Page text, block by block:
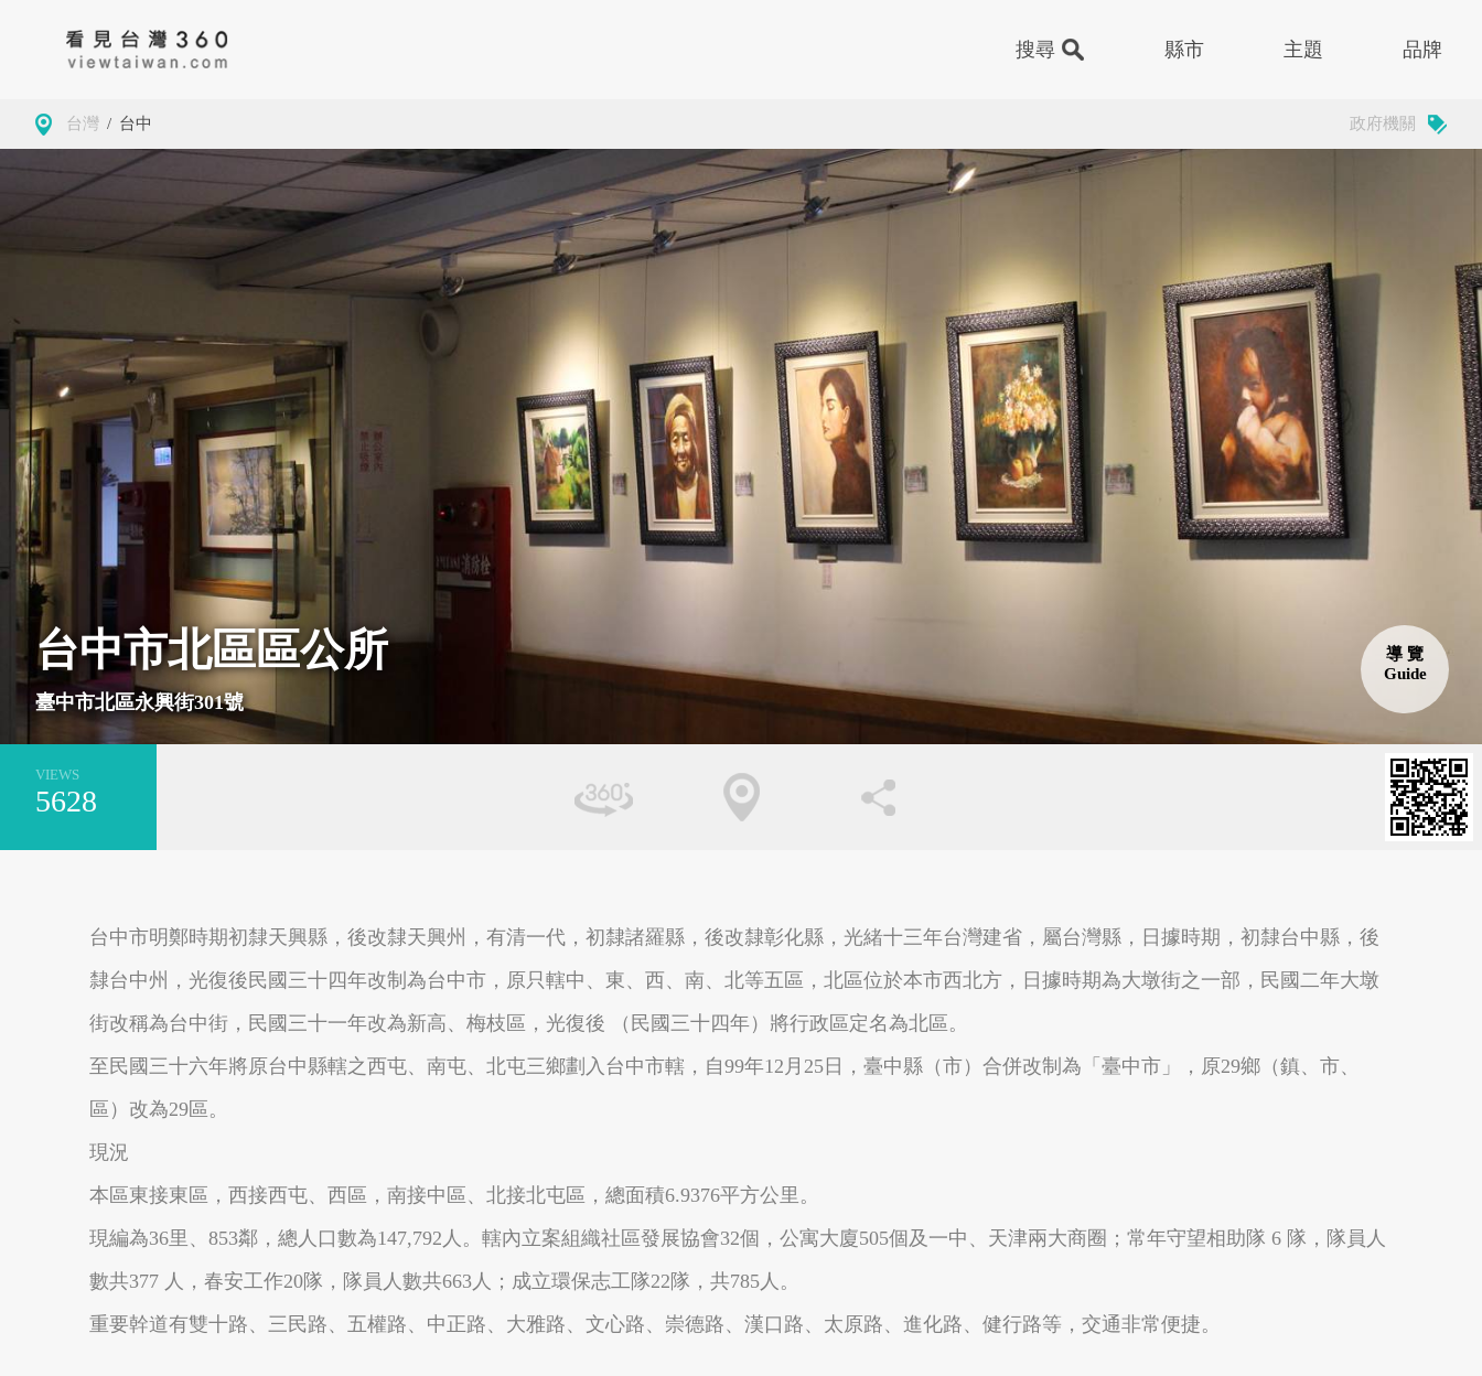
縣市
高雄
台北
新北
基隆
新竹
苗栗
台中
彰化
南投
嘉義
台南
高雄
屏東
花蓮
台東
澎湖
金門
馬祖
蘭嶼
主題
房地產
墓園
觀光
藥局
小確幸
玩樂
古蹟
茶
地方特色
展覽館
紀念館
博物館
教堂
住宿
碼頭
藝文
車站
自然風景
親子
遊樂園
老街
特色建築
運動
甜品
醫美/健診
其他
品牌
客家委員會客家文
化發展中心
星級旅館
外貿協會 360環景專
區
運動中心 基隆市中正區
基隆市安樂區
政府機關
台灣 / 台中
導 覽
Guide
台中市北區區公所
臺中市北區永興街301號
VIEWS
5628
台中市明鄭時期初隸天興縣，後改隸天興州，有清一代，初隸諸羅縣，後改隸彰化縣，光緒十三年台灣建省，屬台灣縣，日據時期，初隸台中縣，後
隸台中州，光復後民國三十四年改制為台中市，原只轄中、東、西、南、北等五區，北區位於本市西北方，日據時期為大墩街之一部，民國二年大墩
街改稱為台中街，民國三十一年改為新高、梅枝區，光復後 （民國三十四年）將行政區定名為北區。
至民國三十六年將原台中縣轄之西屯、南屯、北屯三鄉劃入台中市轄，自99年12月25日，臺中縣（市）合併改制為「臺中市」，原29鄉（鎮、市、
區）改為29區。
現況
本區東接東區，西接西屯、西區，南接中區、北接北屯區，總面積6.9376平方公里。
現編為36里、853鄰，總人口數為147,792人。轄內立案組織社區發展協會32個，公寓大廈505個及一中、天津兩大商圈；常年守望相助隊 6 隊，隊員人
數共377 人，春安工作20隊，隊員人數共663人；成立環保志工隊22隊，共785人。
重要幹道有雙十路、三民路、五權路、中正路、大雅路、文心路、崇德路、漢口路、太原路、進化路、健行路等，交通非常便捷。